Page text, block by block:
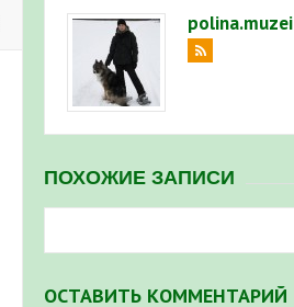
polina.muzei
ПОХОЖИЕ ЗАПИСИ
ОСТАВИТЬ КОММЕНТАРИЙ